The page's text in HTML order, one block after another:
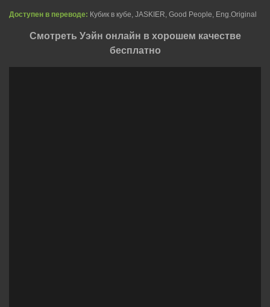
Доступен в переводе: Кубик в кубе, JASKIER, Good People, Eng.Original
Смотреть Уэйн онлайн в хорошем качестве
бесплатно